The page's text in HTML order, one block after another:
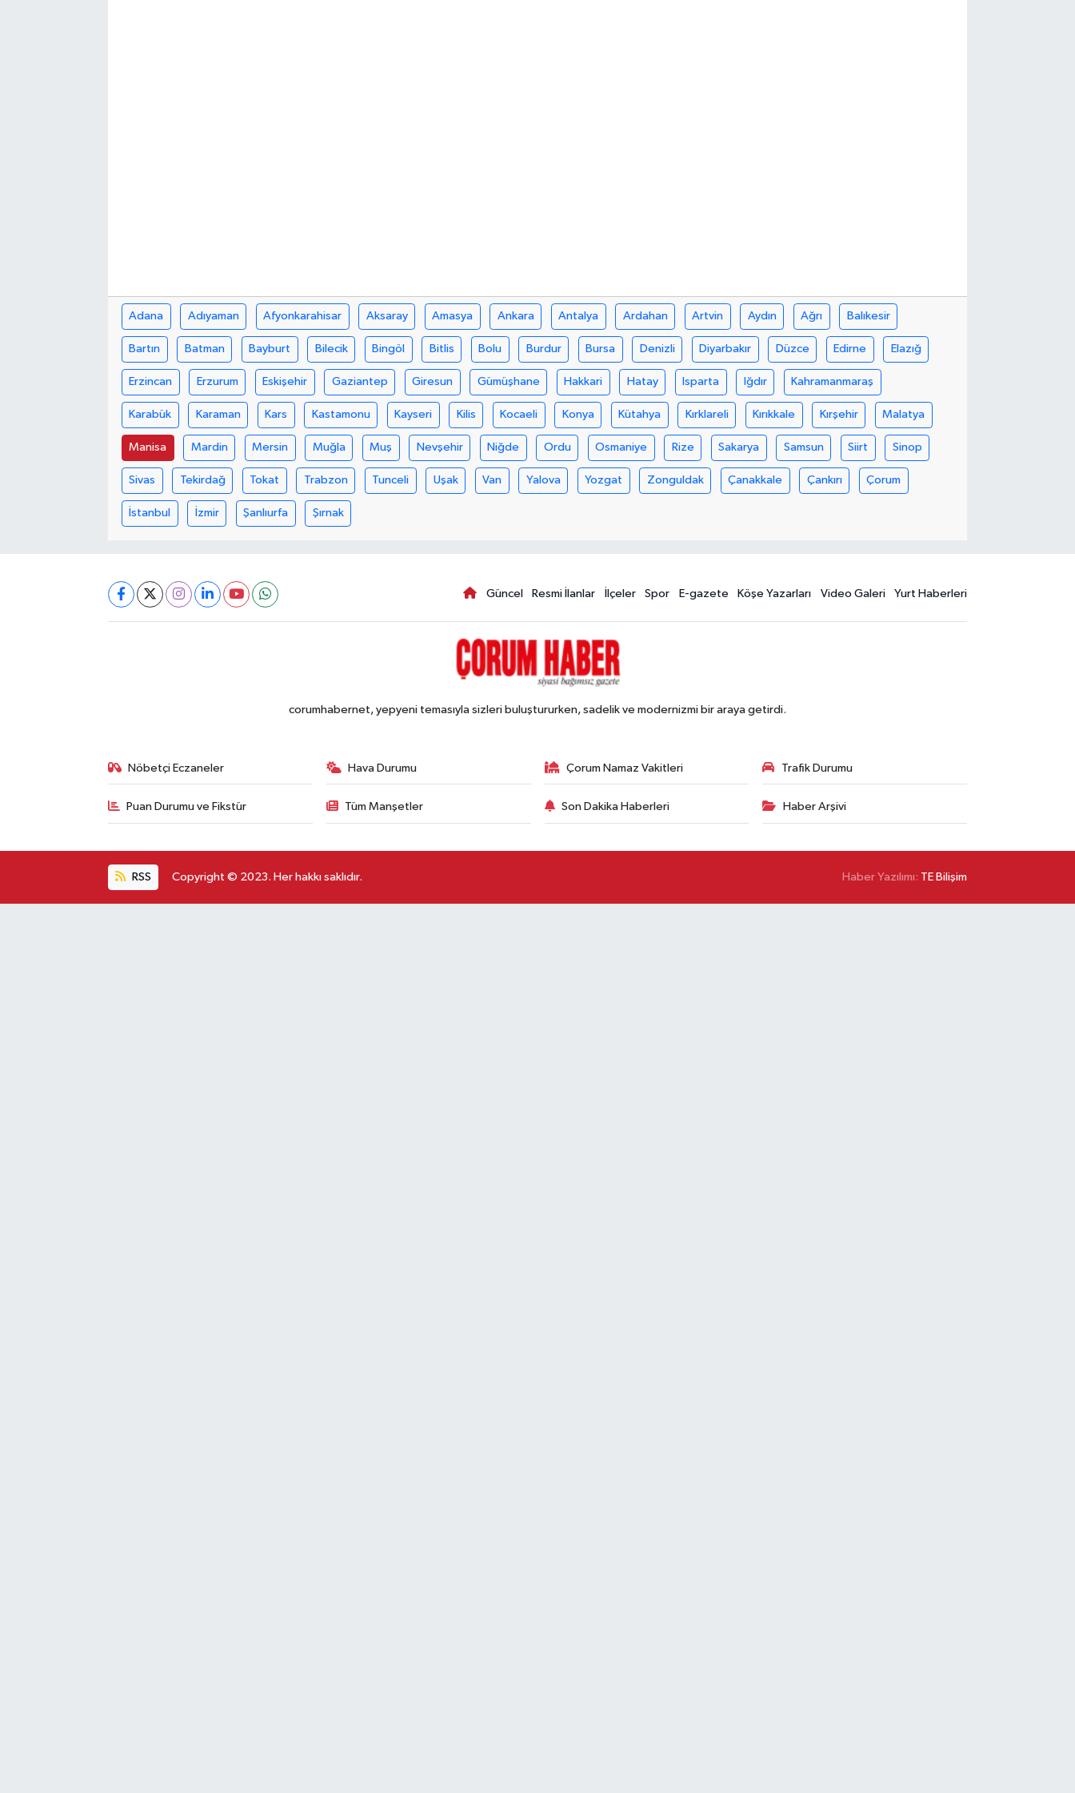
Adana Adıyaman Afyonkarahisar Aksaray Amasya Ankara Antalya Ardahan Artvin Aydın Ağrı Balıkesir
Bartın Batman Bayburt Bilecik Bingöl Bitlis Bolu Burdur Bursa Denizli Diyarbakır Düzce Edirne Elazığ
Erzincan Erzurum Eskişehir Gaziantep Giresun Gümüşhane Hakkari Hatay Isparta Iğdır Kahramanmaraş
Karabük Karaman Kars Kastamonu Kayseri Kilis Kocaeli Konya Kütahya Kırklareli Kırıkkale Kırşehir Malatya
Manisa Mardin Mersin Muğla Muş Nevşehir Niğde Ordu Osmaniye Rize Sakarya Samsun Siirt Sinop
Sivas Tekirdağ Tokat Trabzon Tunceli Uşak Van Yalova Yozgat Zonguldak Çanakkale Çankırı Çorum
İstanbul İzmir Şanlıurfa Şırnak
Güncel Resmi İlanlar İlçeler Spor E-gazete Köşe Yazarları Video Galeri Yurt Haberleri
corumhabernet, yepyeni temasıyla sizleri buluştururken, sadelik ve modernizmi bir araya getirdi.
Nöbetçi Eczaneler Hava Durumu Çorum Namaz Vakitleri Trafik Durumu
Puan Durumu ve Fikstür Tüm Manşetler Son Dakika Haberleri Haber Arşivi
RSS Copyright © 2023. Her hakkı saklıdır. Haber Yazılımı: TE Bilişim